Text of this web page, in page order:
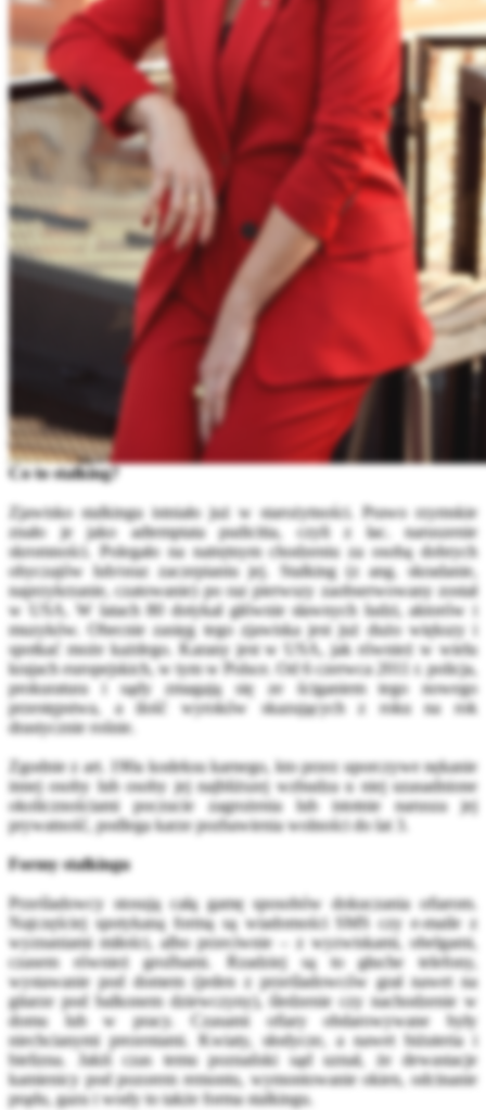
Co to stalking?
Zjawisko stalkingu istniało już w starożytności. Prawo rzymskie
znało je jako adtemptata pudicitia, czyli z łac. naruszenie
skromności. Polegało na natrętnym chodzeniu za osobą dobrych
obyczajów lub/oraz zaczepianiu jej. Stalking (z ang. skradanie,
naprzykrzanie, czatowanie) po raz pierwszy zaobserwowany został
w USA. W latach 80 dotykał głównie sławnych ludzi, aktorów i
muzyków. Obecnie zasięg tego zjawiska jest już dużo większy i
spotkać może każdego. Karany jest w USA, jak również w wielu
krajach europejskich, w tym w Polsce. Od 6 czerwca 2011 r. policja,
prokuratura i sądy zmagają się ze ściganiem tego nowego
przestępstwa, a ilość wyroków skazujących z roku na rok
drastycznie rośnie.
Zgodnie z art. 190a kodeksu karnego, kto przez uporczywe nękanie
innej osoby lub osoby jej najbliższej wzbudza u niej uzasadnione
okolicznościami poczucie zagrożenia lub istotnie narusza jej
prywatność, podlega karze pozbawienia wolności do lat 3.
Formy stalkingu
Prześladowcy stosują całą gamę sposobów dokuczania ofiarom.
Najczęściej spotykaną formą są wiadomości SMS czy e-maile z
wyznaniami miłości, albo przeciwnie ­– z wyzwiskami, obelgami,
czasem również groźbami. Rzadziej są to głuche telefony,
wystawanie pod domem (jeden z prześladowców grał nawet na
gitarze pod balkonem dziewczyny), śledzenie czy nachodzenie w
domu lub w pracy. Czasami ofiary obdarowywane były
niechcianymi prezentami. Kwiaty, słodycze, a nawet biżuteria i
bielizna. Jakiś czas temu poznański sąd uznał, że dewastacje
kamienicy pod pozorem remontu, wymontowanie okien, odcinanie
prądu, gazu i wody to także forma stalkingu.